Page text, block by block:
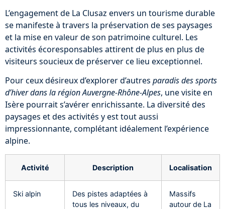
L’engagement de La Clusaz envers un tourisme durable
se manifeste à travers la préservation de ses paysages
et la mise en valeur de son patrimoine culturel. Les
activités écoresponsables attirent de plus en plus de
visiteurs soucieux de préserver ce lieu exceptionnel.
Pour ceux désireux d’explorer d’autres paradis des sports
d’hiver dans la région Auvergne-Rhône-Alpes, une visite en
Isère pourrait s’avérer enrichissante. La diversité des
paysages et des activités y est tout aussi
impressionnante, complétant idéalement l’expérience
alpine.
Activité Description Localisation
Ski alpin
Des pistes adaptées à
tous les niveaux, du
Massifs
autour de La